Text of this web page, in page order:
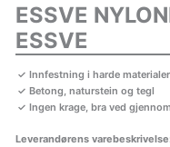
ESSVE
ESSVE
Innfestning i harde materialer
Betong, naturstein og tegl
Ingen krage, bra ved
Leverandørens